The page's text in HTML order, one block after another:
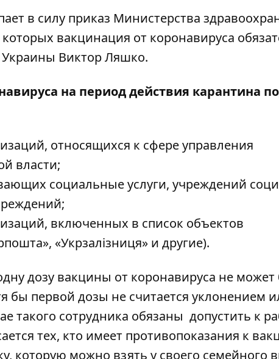
в силу приказ Министерства
вакцинация от коронавируса
Виктор Ляшко.
на период действия карантина
относящихся к сфере управления
власти;
социальные услуги, учреждений
включенных в список объектов
«Укрзалізниця» и другие).
дозу вакцины от коронавируса не может
бы первой дозы не считается уклонением
такого сотрудника обязаны допустить к
тех, кто имеет противопоказания к
которую можно взять у своего семейного